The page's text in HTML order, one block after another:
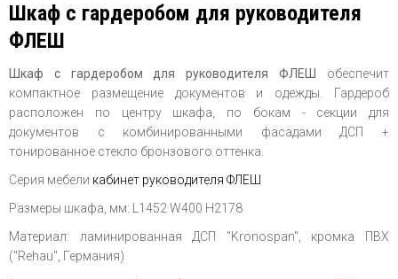
Шкаф с гардеробом для руководителя
ФЛЕШ
Шкаф с гардеробом для руководителя ФЛЕШ обеспечит
компактное размещение документов и одежды. Гардероб
расположен по центру шкафа, по бокам - секции для
документов с комбинированными фасадами ДСП +
тонированное стекло бронзового оттенка.
Серия мебели кабинет руководителя ФЛЕШ
Размеры шкафа, мм: L1452 W400 H2178
Материал: ламинированная ДСП "Kronospan", кромка ПВХ
("Rehau", Германия)